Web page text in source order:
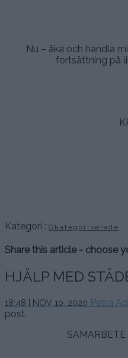
Nu – åka och handla
fortsättning på
Kategori : Okategoriserade
Share this article - choose
HJÄLP MED
18:48 | NOV 10. 2020 10
Petra
post.